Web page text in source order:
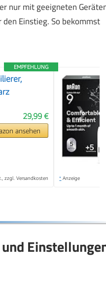
nur mit geeigneten
Einstieg. So bekommst
EMPFEHLUNG
29,99 €
ansehen
zzgl. Versandkosten * Anzeige
❯